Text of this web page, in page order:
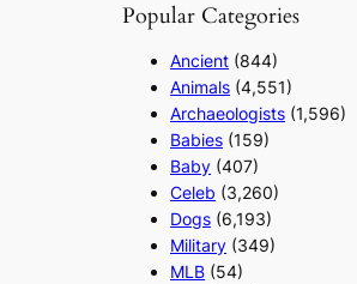
Popular Categories
Ancient (844)
Animals (4,551)
Archaeologists (1,596)
Babies (159)
Baby (407)
Celeb (3,260)
Dogs (6,193)
Military (349)
MLB (54)